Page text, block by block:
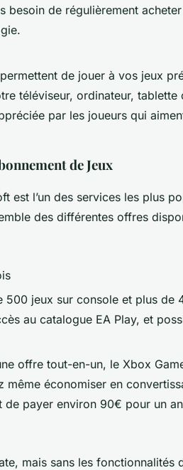
besoin de régulièrement
de jouer à vos jeux
téléviseur, ordinateur, tablette
par les joueurs qui
de Jeux
est l’un des services les plus
des différentes offres
500 jeux sur console et plus de
au catalogue EA Play, et
offre tout-en-un, le Xbox
même économiser en
de payer environ 90€ pour un
mais sans les